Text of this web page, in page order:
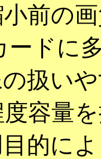
前の
ードに
扱い
容量
的に